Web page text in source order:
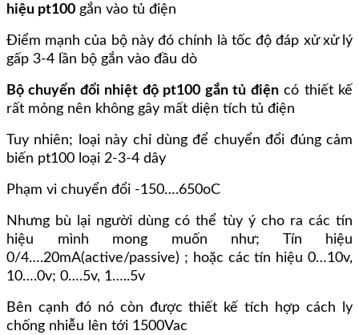
hiệu pt100 gắn vào tủ điện
Điểm mạnh của bộ này đó chính là tốc độ đáp xử xử lý
gấp 3-4 lần bộ gắn vào đầu dò
Bộ chuyển đổi nhiệt độ pt100 gắn tủ điệncó thiết kế
rất mỏng nên không gây mất diện tích tủ điện
Tuy nhiên; loại này chỉ dùng để chuyển đổi đúng cảm
biến pt100 loại 2-3-4 dây
Phạm vi chuyển đổi -150….650oC
Nhưng bù lại người dùng có thể tùy ý cho ra các tín
hiệu mình mong muốn như; Tín hiệu
0/4….20mA(active/passive) ; hoặc các tín hiệu 0…10v,
10….0v; 0….5v, 1…..5v
Bên cạnh đó nó còn được thiết kế tích hợp cách ly
chống nhiễu lên tới 1500Vac